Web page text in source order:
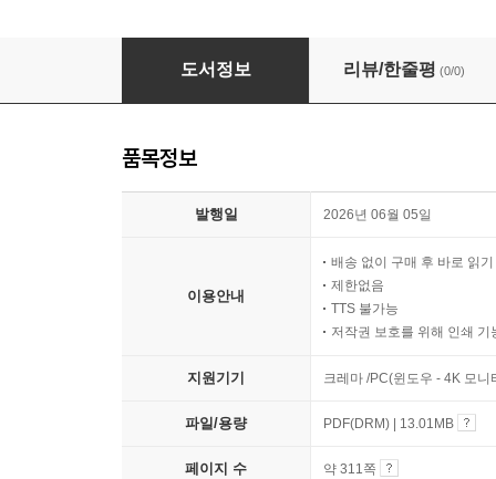
한국 고대 도교
도서정보 리뷰/한줄평 (0/0)
품목정보
발행일 2026년 06월 05일
이용안내
배송 없이 구매 후 바로 읽기
제한없음
TTS 불가능
저작권 보호를 위해 인쇄 기
지원기기 크레마 /PC(윈도우 - 4K 모
파일/용량 PDF(DRM) | 13.01MB
페이지 수 약 311쪽